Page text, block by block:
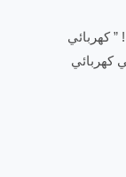
كهربائي
كهربائي